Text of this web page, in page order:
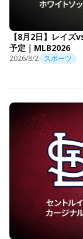
【8月2日】レイ
予定｜MLB2026
2026/8/2 スポーツ